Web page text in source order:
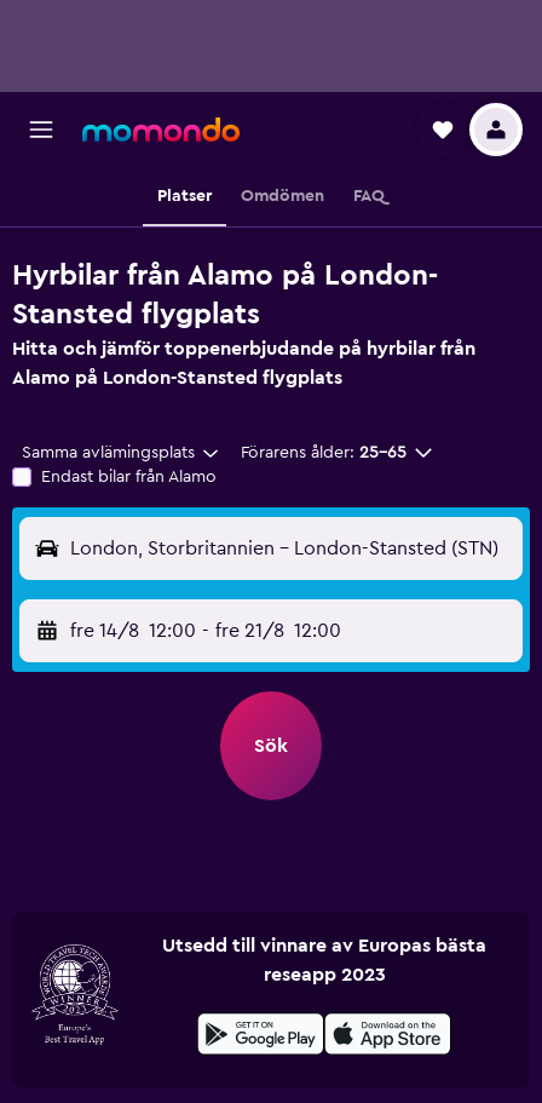
Platser Omdömen FAQ
Hyrbilar från Alamo på London-
Stansted flygplats
Hitta och jämför toppenerbjudande på hyrbilar från
Alamo på London-Stansted flygplats
Samma avlämingsplats Förarens ålder: 25-65
Endast bilar från Alamo
London, Storbritannien - London-Stansted (STN)
fre 14/8 12:00 - fre 21/8 12:00
Sök
Utsedd till vinnare av Europas bästa
reseapp 2023